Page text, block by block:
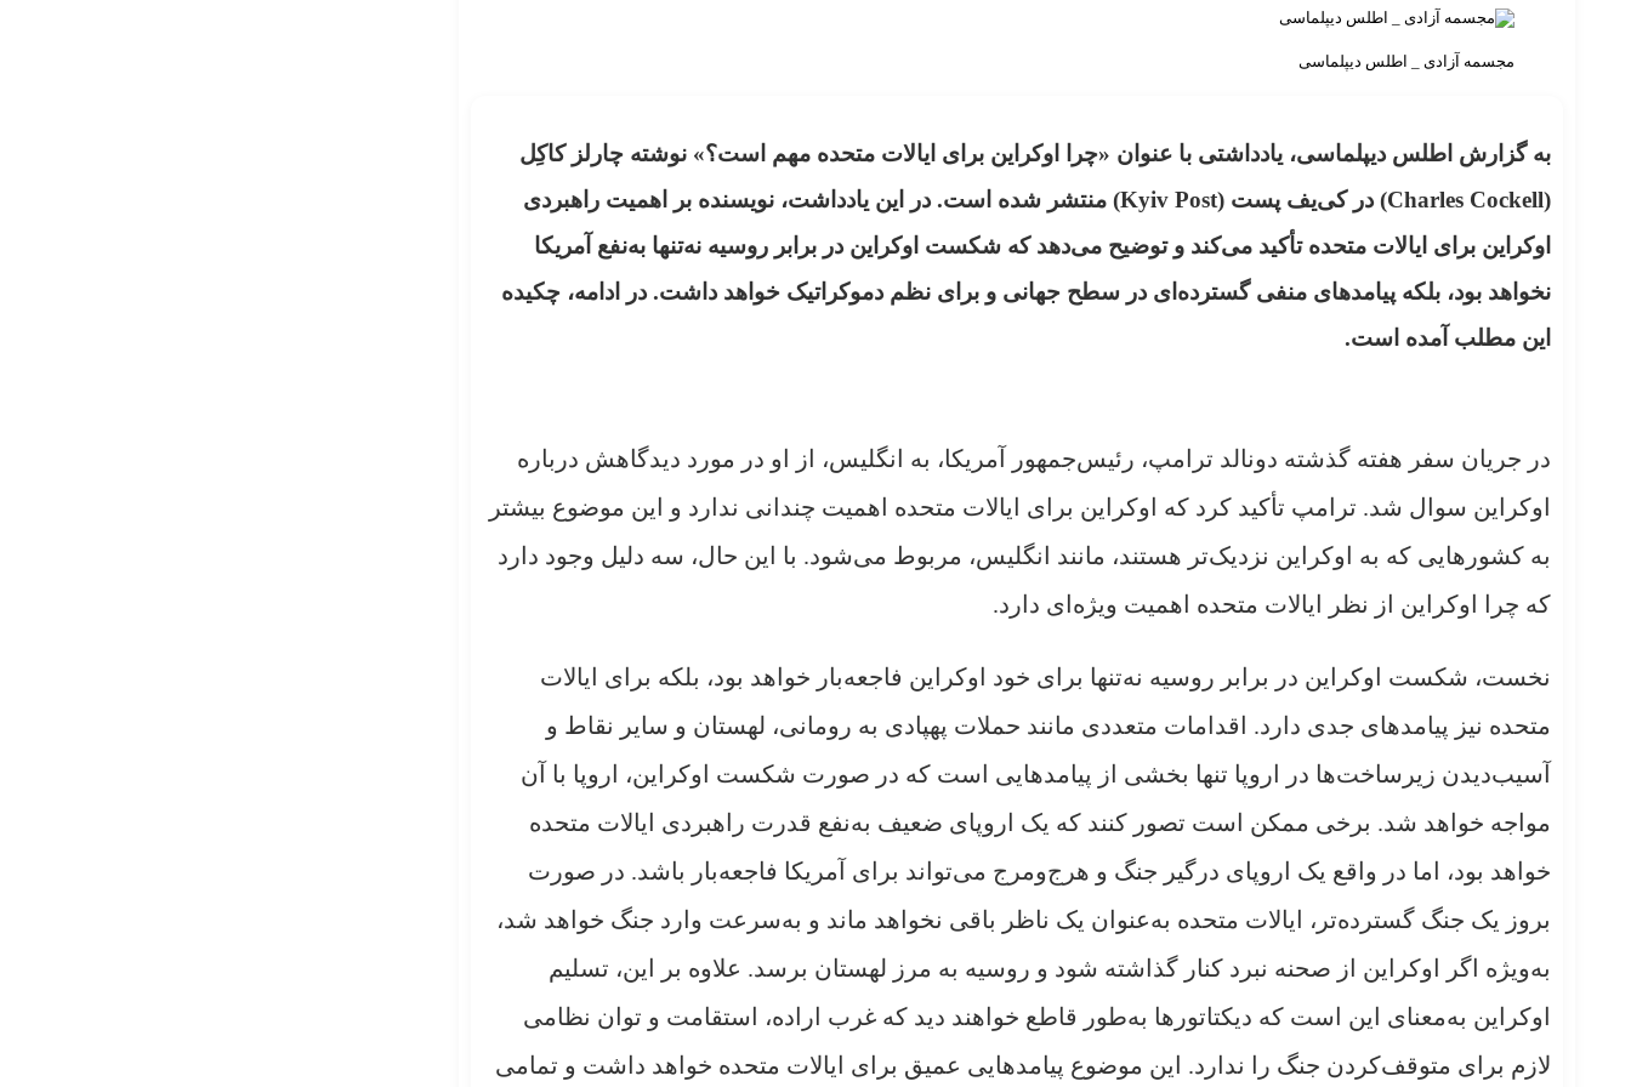
مجسمه آزادی _ اطلس دیپلماسی
به گزارش اطلس دیپلماسی، یادداشتی با عنوان «چرا اوکراین برای ایالات متحده مهم است؟» نوشته چارلز کاکِل
(
Charles Cockell) در کی‌یف پست (Kyiv Post
) منتشر شده است. در این یادداشت، نویسنده بر اهمیت راهبردی
اوکراین برای ایالات متحده تأکید می‌کند و توضیح می‌دهد که شکست اوکراین در برابر روسیه نه‌تنها به‌نفع آمریکا
نخواهد بود، بلکه پیامدهای منفی گسترده‌ای در سطح جهانی و برای نظم دموکراتیک خواهد داشت. در ادامه، چکیده
این مطلب آمده است.
در جریان سفر هفته گذشته دونالد ترامپ، رئیس‌جمهور آمریکا، به انگلیس، از او در مورد دیدگاهش درباره
اوکراین سوال شد. ترامپ تأکید کرد که اوکراین برای ایالات متحده اهمیت چندانی ندارد و این موضوع بیشتر
به کشورهایی که به اوکراین نزدیک‌تر هستند، مانند انگلیس، مربوط می‌شود. با این حال، سه دلیل وجود دارد
که چرا اوکراین از نظر ایالات متحده اهمیت ویژه‌ای دارد.
نخست، شکست اوکراین در برابر روسیه نه‌تنها برای خود اوکراین فاجعه‌بار خواهد بود، بلکه برای ایالات
متحده نیز پیامدهای جدی دارد. اقدامات متعددی مانند حملات پهپادی به رومانی، لهستان و سایر نقاط و
آسیب‌دیدن زیرساخت‌ها در اروپا تنها بخشی از پیامدهایی است که در صورت شکست اوکراین، اروپا با آن
مواجه خواهد شد. برخی ممکن است تصور کنند که یک اروپای ضعیف‌ به‌نفع قدرت راهبردی ایالات متحده
خواهد بود، اما در واقع یک اروپای درگیر جنگ و هرج‌و‌مرج می‌تواند برای آمریکا فاجعه‌بار باشد. در صورت
بروز یک جنگ گسترده‌تر، ایالات متحده به‌عنوان یک ناظر باقی نخواهد ماند و به‌سرعت وارد جنگ خواهد شد،
به‌ویژه اگر اوکراین از صحنه نبرد کنار گذاشته شود و روسیه به مرز لهستان برسد. علاوه بر این، تسلیم
اوکراین به‌معنای این است که دیکتاتورها به‌طور قاطع خواهند دید که غرب اراده، استقامت و توان نظامی
لازم برای متوقف‌کردن جنگ را ندارد. این موضوع پیامدهایی عمیق برای ایالات متحده خواهد داشت و تمامی